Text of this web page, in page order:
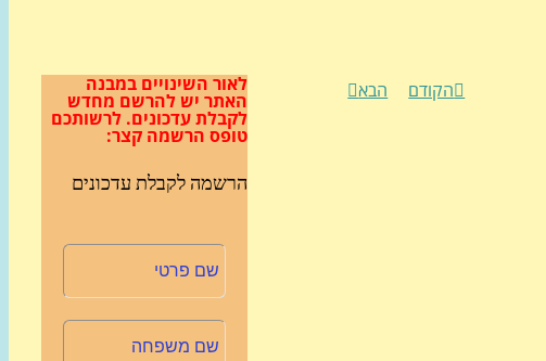
הקודם הבא לאור השינויים במבנה
האתר יש להרשם מחדש
לקבלת עדכונים. לרשותכם
טופס הרשמה קצר:
הרשמה לקבלת עדכונים